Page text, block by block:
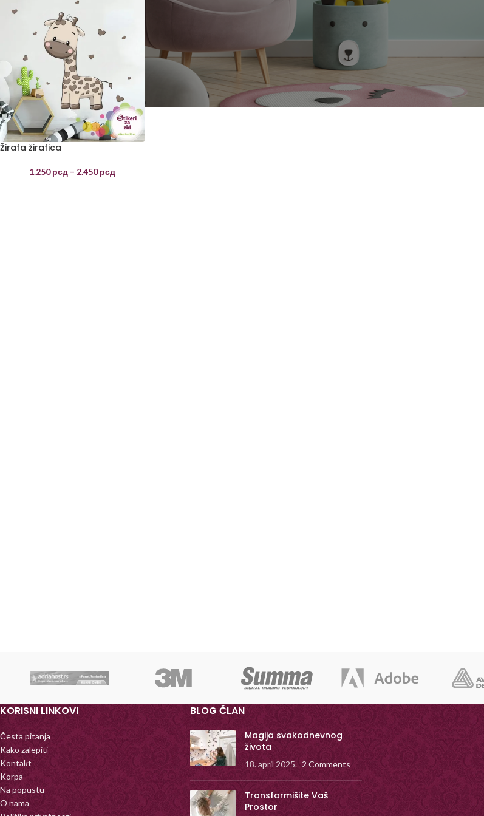
Žirafa žirafica
1.250рсд – 2.450рсд
KORISNI LINKOVI
Česta pitanja
Kako zalepiti
Kontakt
Korpa
Na popustu
O nama
BLOG ČLAN
Magija svakodnevnog
života
18. april 2025. 2 Comments
Transformišite Vaš
Prostor